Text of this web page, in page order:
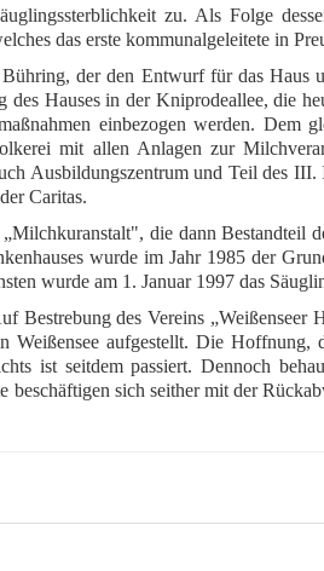
zu. Als Folge
das erste kommunalgeleitete in
der den Entwurf für das Haus
Hauses in der Kniprodeallee, die
einbezogen werden. Dem
mit allen Anlagen zur
Ausbildungszentrum und Teil des
Caritas.
die dann Bestandteil
wurde im Jahr 1985 der
wurde am 1. Januar 1997 das
Bestrebung des Vereins
Weißensee aufgestellt. Die
ist seitdem passiert. Dennoch
sich seither mit der